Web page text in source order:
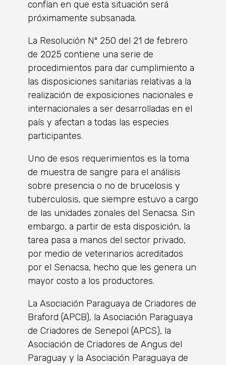
confían en que esta situación será
próximamente subsanada.
La Resolución Nº 250 del 21 de febrero
de 2025 contiene una serie de
procedimientos para dar cumplimiento a
las disposiciones sanitarias relativas a la
realización de exposiciones nacionales e
internacionales a ser desarrolladas en el
país y afectan a todas las especies
participantes.
Uno de esos requerimientos es la toma
de muestra de sangre para el análisis
sobre presencia o no de brucelosis y
tuberculosis, que siempre estuvo a cargo
de las unidades zonales del Senacsa. Sin
embargo, a partir de esta disposición, la
tarea pasa a manos del sector privado,
por medio de veterinarios acreditados
por el Senacsa, hecho que les genera un
mayor costo a los productores.
La Asociación Paraguaya de Criadores de
Braford (APCB), la Asociación Paraguaya
de Criadores de Senepol (APCS), la
Asociación de Criadores de Angus del
Paraguay y la Asociación Paraguaya de